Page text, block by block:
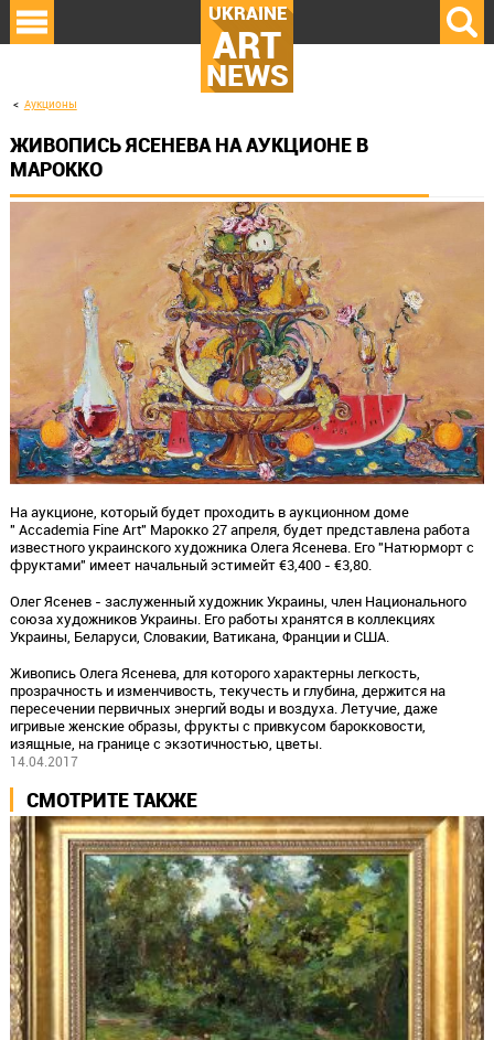
UKRAINE
ART
NEWS
Аукционы
ЖИВОПИСЬ ЯСЕНЕВА НА АУКЦИОНЕ В
МАРОККО
На аукционе, который будет проходить в аукционном доме
" Accademia Fine Art" Марокко 27 апреля, будет представлена работа
известного украинского художника Олега Ясенева. Его "Натюрморт с
фруктами" имеет начальный эстимейт €3,400 - €3,80.
Олег Ясенев - заслуженный художник Украины, член Национального
союза художников Украины. Его работы хранятся в коллекциях
Украины, Беларуси, Словакии, Ватикана, Франции и США.
Живопись Олега Ясенева, для которого характерны легкость,
прозрачность и изменчивость, текучесть и глубина, держится на
пересечении первичных энергий воды и воздуха. Летучие, даже
игривые женские образы, фрукты с привкусом барокковости,
изящные, на границе с экзотичностью, цветы.
14.04.2017
СМОТРИТЕ ТАКЖЕ